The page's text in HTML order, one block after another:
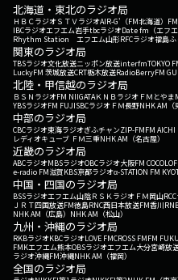
北海道・東北のラジオ局
ＨＢＣラジオＳＴＶラジオAIR-G'（FM北海道）
IBCラジオエフエム岩手tbcラジオDate fm（エフエ
Rhythm Station エフエム山形RFCラジオ福島ふ
関東のラジオ局
TBSラジオ文化放送ニッポン放送interfmTOKYO
LuckyFM 茨城放送CRT栃木放送RadioBerryFM
北陸・甲信越のラジオ局
ＢＳＮラジオFM NIIGATAＫＮＢラジオ ＦＭとやま
YBSラジオFM FUJISBCラジオ ＦＭ長野NHK AM（
中部のラジオ局
CBCラジオ東海ラジオぎふチャンZIP-FMFM AICHI
レディオキューブ ＦＭ三重NHK AM（名古屋）
近畿のラジオ局
ABCラジオMBSラジオOBCラジオ大阪FM COCOLO
e-radio FM滋賀KBS京都ラジオα-STATION FM
中国・四国のラジオ局
BSSラジオエフエム山陰ＲＳＫラジオ ＦＭ岡山
ＪＲＴ四国放送FM徳島RNC西日本放送FM香川
NHK AM（広島） NHK AM（松山）
九州・沖縄のラジオ局
RKBラジオKBCラジオLOVE FMCROSS FMFM
FMKエフエム熊本OBSラジオエフエム大分宮崎放
ラジオ沖縄FM沖縄NHK AM（福岡）
全国のラジオ局